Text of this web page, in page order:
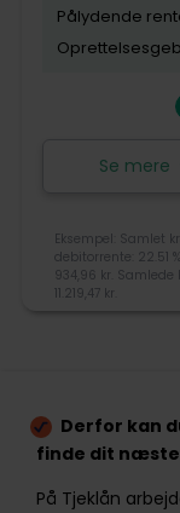
samarbejder
Norden
Ferratum.
Pålydende
Se mere
Eksempel: Samlet
debitorrente: 22.51
934,96 kr. Samlede
11.219,47 kr.
Derfor kan
finde dit
På Tjeklån